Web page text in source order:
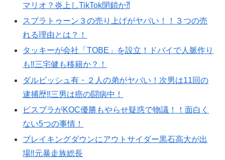
マリオ？炎上しTikTok閉鎖か⁈
スプラトゥーン３の売り上げがヤバい！！３つの売
れる理由とは？！
タッキーが会社「TOBE」を設立！ドバイで人脈作り
も‼︎三宅健も移籍か？！
ダルビッシュ有・２人の弟がヤバい！次男は11回の
逮捕歴‼︎三男は癌の闘病中！
ビスブラがKOC優勝もやらせ疑惑で物議！！面白く
ない5つの事情！
ブレイキングダウンにアウトサイダー黒石高大が出
場‼元暴走族総長